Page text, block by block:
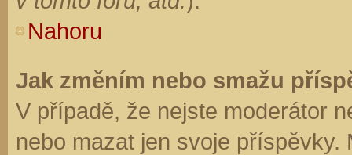
Nahoru
Jak změním nebo smažu
V případě, že nejste moderátor
nebo mazat jen svoje